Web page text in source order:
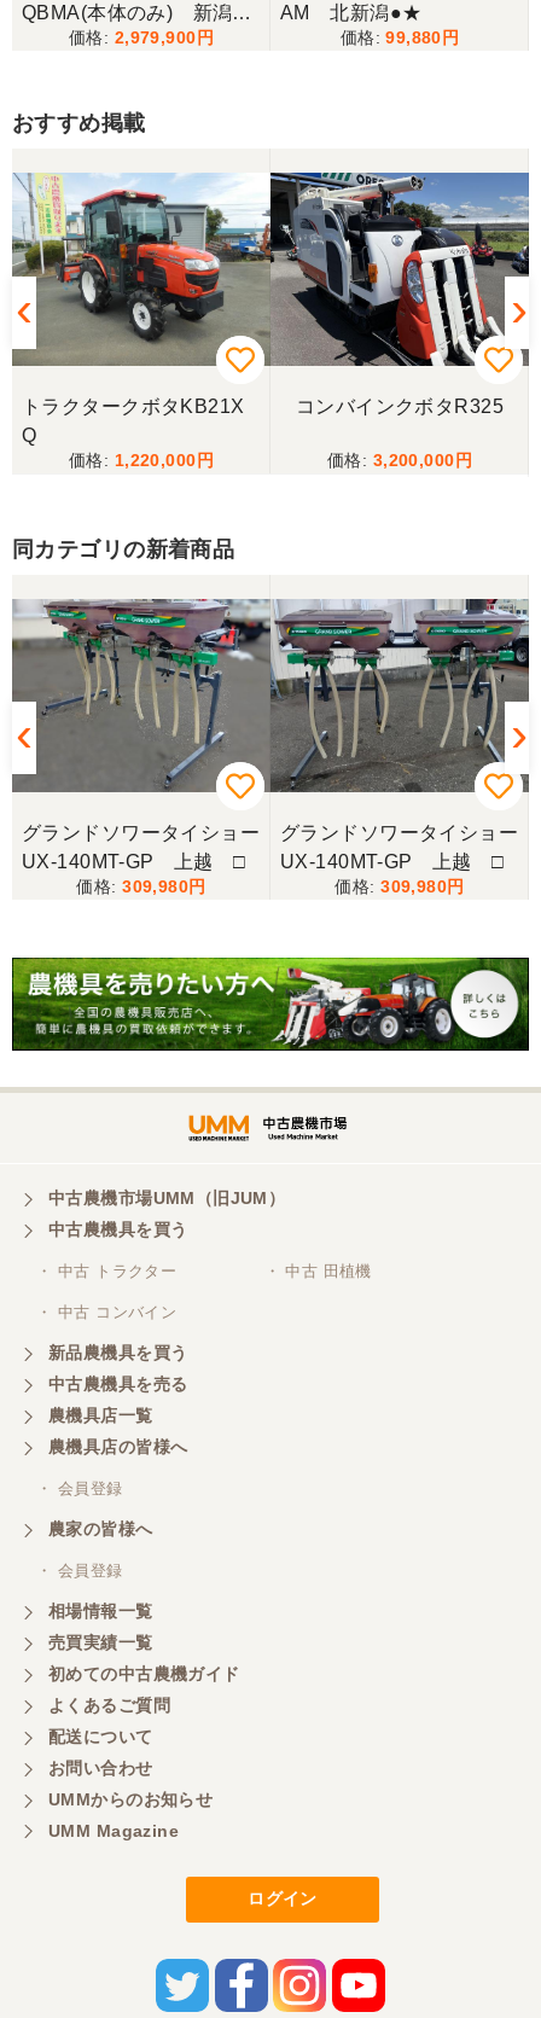
QBMA(本体のみ) 新潟●
2,979,900
AM 北新潟●★
99,880
おすすめ掲載
トラクタークボタKB21X
Q
1,220,000
コンバインクボタR325
3,200,000
同カテゴリの新着商品
グランドソワータイショー
UX-140MT-GP 上越 □
309,980
グランドソワータイショー
UX-140MT-GP 上越 □
309,980
中古農機市場UMM（旧JUM）
中古農機具を買う
・ 中古 トラクター ・ 中古 田植機
・ 中古 コンバイン
新品農機具を買う
中古農機具を売る
農機具店一覧
農機具店の皆様へ
・ 会員登録
農家の皆様へ
・ 会員登録
相場情報一覧
売買実績一覧
初めての中古農機ガイド
よくあるご質問
配送について
お問い合わせ
UMMからのお知らせ
UMM Magazine
ログイン